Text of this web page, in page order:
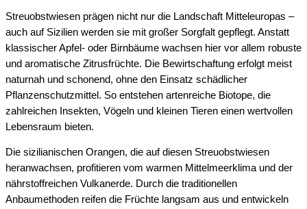
Streuobstwiesen prägen nicht nur die Landschaft Mitteleuropas –
auch auf Sizilien werden sie mit großer Sorgfalt gepflegt. Anstatt
klassischer Apfel- oder Birnbäume wachsen hier vor allem robuste
und aromatische Zitrusfrüchte. Die Bewirtschaftung erfolgt meist
naturnah und schonend, ohne den Einsatz schädlicher
Pflanzenschutzmittel. So entstehen artenreiche Biotope, die
zahlreichen Insekten, Vögeln und kleinen Tieren einen wertvollen
Lebensraum bieten.
Die sizilianischen Orangen, die auf diesen Streuobstwiesen
heranwachsen, profitieren vom warmen Mittelmeerklima und der
nährstoffreichen Vulkanerde. Durch die traditionellen
Anbaumethoden reifen die Früchte langsam aus und entwickeln